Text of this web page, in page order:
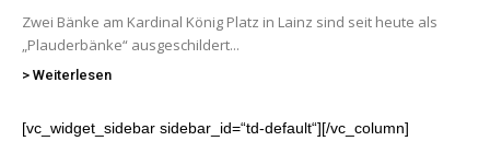
Zwei Bänke am Kardinal König Platz in Lainz sind seit heute als
„Plauderbänke“ ausgeschildert...
> Weiterlesen
[vc_widget_sidebar sidebar_id=“td-default“][/vc_column]